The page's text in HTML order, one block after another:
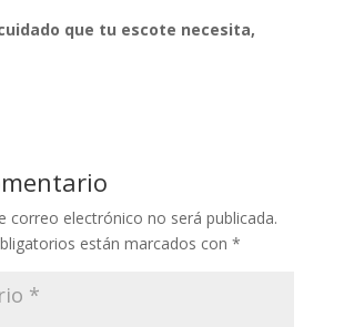
que tu escote necesita,
correo electrónico no será publicada.
están marcados con *